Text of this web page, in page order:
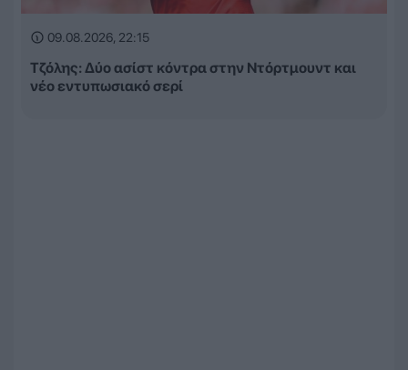
09.08.2026, 22:15
Τζόλης: Δύο ασίστ κόντρα στην Ντόρτμουντ και
νέο εντυπωσιακό σερί